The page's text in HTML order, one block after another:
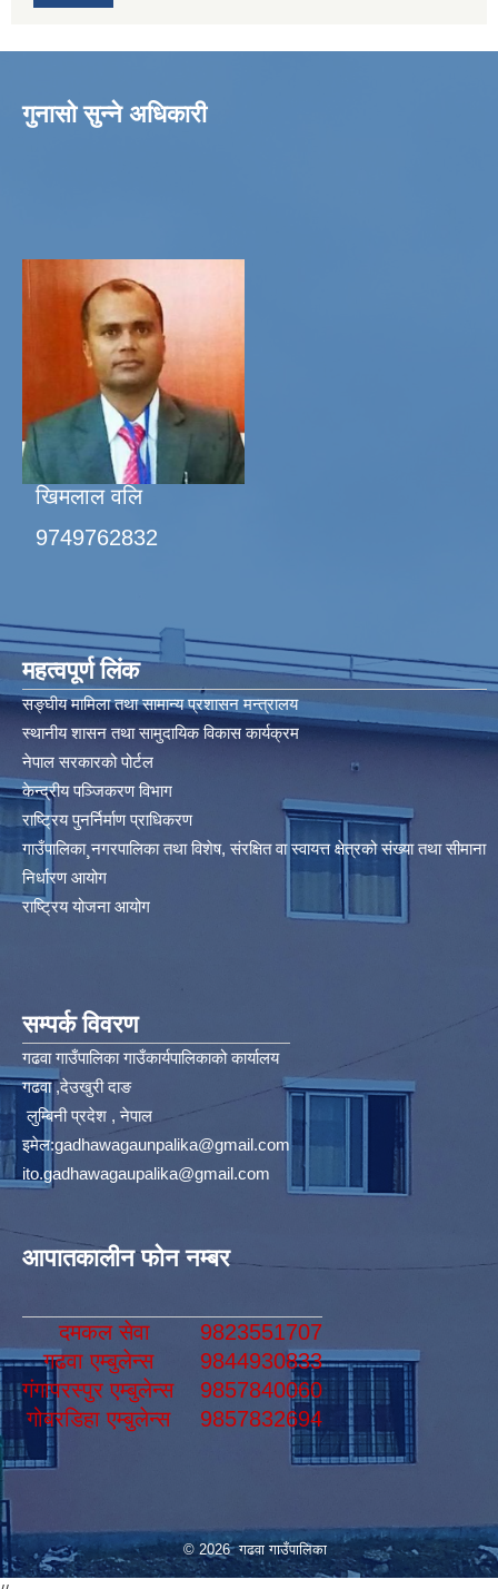
गुनासो सुन्ने अधिकारी
खिमलाल वलि
9749762832
महत्वपूर्ण लिंक
सङ्घीय मामिला तथा सामान्य प्रशासन मन्त्रालय
स्थानीय शासन तथा सामुदायिक विकास कार्यक्रम
नेपाल सरकारको पोर्टल
केन्द्रीय पञ्जिकरण विभाग
राष्ट्रिय पुनर्निर्माण प्राधिकरण
गाउँपालिका¸नगरपालिका तथा विशेष, संरक्षित वा स्वायत्त क्षेत्रको संख्या तथा सीमाना
निर्धारण आयोग​
राष्ट्रिय योजना आयोग
सम्पर्क विवरण
गढवा गाउँपालिका गाउँकार्यपालिकाको कार्यालय
गढवा ,देउखुरी दाङ
लुम्बिनी प्रदेश , नेपाल
इमेल:gadhawagaunpalika@gmail.com
ito.gadhawagaupalika@gmail.com
आपातकालीन फोन नम्बर
दमकल सेवा
9823551707
गढवा एम्बुलेन्स
9844930833
गंगापरस्पुर एम्बुलेन्स
9857840060
गोबरडिहा एम्बुलेन्स
9857832694
© 2026 गढवा गाउँपालिका